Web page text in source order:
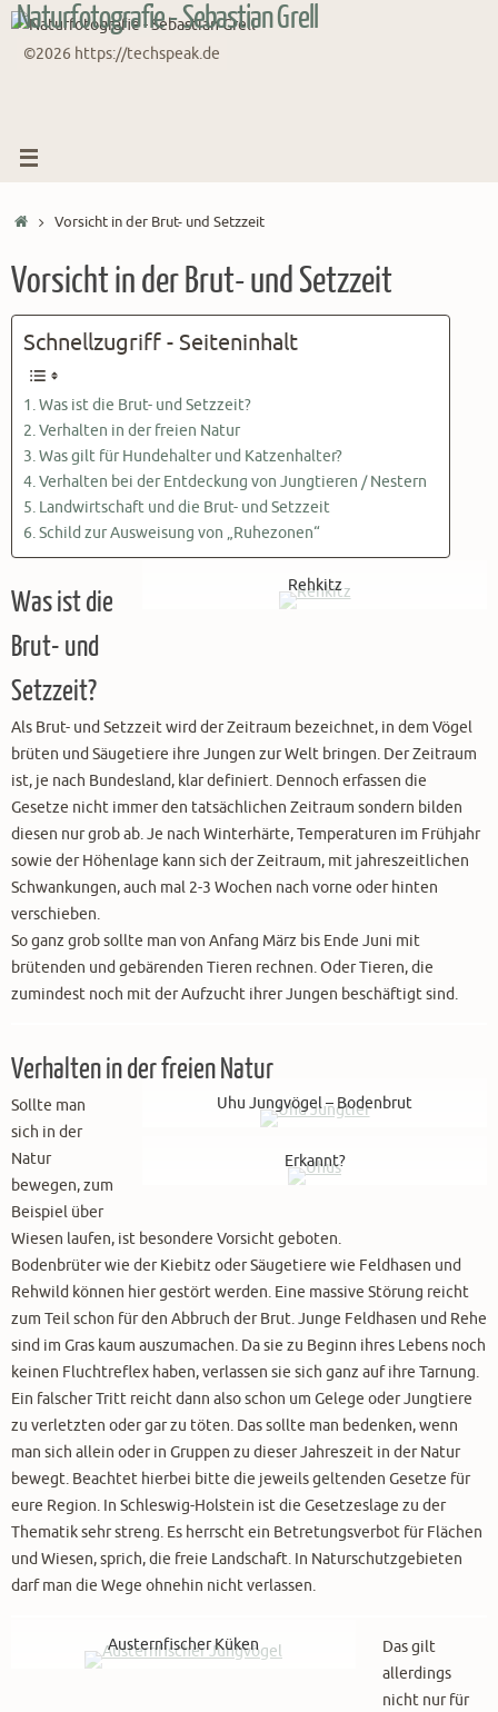
Zum
springen
Naturfotografie - Sebastian Grell
©2026 https://techspeak.de
StartVorsicht in der Brut- und Setzzeit
Vorsicht in der Brut- und Setzzeit
Schnellzugriff - Seiteninhalt
Was ist die Brut- und Setzzeit?
Verhalten in der freien Natur
Was gilt für Hundehalter und Katzenhalter?
Verhalten bei der Entdeckung von Jungtieren / Nestern
Landwirtschaft und die Brut- und Setzzeit
Schild zur Ausweisung von „Ruhezonen“
Rehkitz
Was ist die
Brut- und
Setzzeit?
Als Brut- und Setzzeit wird der Zeitraum bezeichnet, in dem Vögel
brüten und Säugetiere ihre Jungen zur Welt bringen. Der Zeitraum
ist, je nach Bundesland, klar definiert. Dennoch erfassen die
Gesetze nicht immer den tatsächlichen Zeitraum sondern bilden
diesen nur grob ab. Je nach Winterhärte, Temperaturen im Frühjahr
sowie der Höhenlage kann sich der Zeitraum, mit jahreszeitlichen
Schwankungen, auch mal 2-3 Wochen nach vorne oder hinten
verschieben.
So ganz grob sollte man von Anfang März bis Ende Juni mit
brütenden und gebärenden Tieren rechnen. Oder Tieren, die
zumindest noch mit der Aufzucht ihrer Jungen beschäftigt sind.
Verhalten in der freien Natur
Uhu Jungvögel – Bodenbrut
Erkannt?
Sollte man
sich in der
Natur
bewegen, zum
Beispiel über
Wiesen laufen, ist besondere Vorsicht geboten.
Bodenbrüter wie der Kiebitz oder Säugetiere wie Feldhasen und
Rehwild können hier gestört werden. Eine massive Störung reicht
zum Teil schon für den Abbruch der Brut. Junge Feldhasen und Rehe
sind im Gras kaum auszumachen. Da sie zu Beginn ihres Lebens noch
keinen Fluchtreflex haben, verlassen sie sich ganz auf ihre Tarnung.
Ein falscher Tritt reicht dann also schon um Gelege oder Jungtiere
zu verletzten oder gar zu töten. Das sollte man bedenken, wenn
man sich allein oder in Gruppen zu dieser Jahreszeit in der Natur
bewegt. Beachtet hierbei bitte die jeweils geltenden Gesetze für
eure Region. In Schleswig-Holstein ist die Gesetzeslage zu der
Thematik sehr streng. Es herrscht ein Betretungsverbot für Flächen
und Wiesen, sprich, die freie Landschaft. In Naturschutzgebieten
darf man die Wege ohnehin nicht verlassen.
Austernfischer Küken
Das gilt
allerdings
nicht nur für